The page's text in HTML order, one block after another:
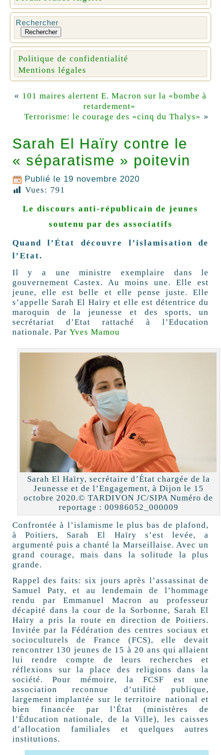
Rechercher
Rechercher
Politique de confidentialité
Mentions légales
« 101 maires alertent E. Macron sur la «bombe à
retardement»
Terrorisme: le courage des «cinq du Thalys» »
Sarah El Haïry contre le
« séparatisme » poitevin
Publié le 19 novembre 2020
Vues: 791
Le discours anti-républicain de jeunes
soutenu par des associatifs
Quand l’État découvre l’islamisation de
l’Etat.
Il y a une ministre exemplaire dans le
gouvernement Castex. Au moins une. Elle est
jeune, elle est belle et elle pense juste. Elle
s’appelle Sarah El Haïry et elle est détentrice du
maroquin de la jeunesse et des sports, un
secrétariat d’Etat rattaché à l’Education
nationale. Par Yves Mamou
Sarah El Haïry, secrétaire d’État chargée de la
Jeunesse et de l’Engagement, à Dijon le 15
octobre 2020.© TARDIVON JC/SIPA Numéro de
reportage : 00986052_000009
Confrontée à l’islamisme le plus bas de plafond,
à Poitiers, Sarah El Haïry s’est levée, a
argumenté puis a chanté la Marseillaise. Avec un
grand courage, mais dans la solitude la plus
grande.
Rappel des faits: six jours après l’assassinat de
Samuel Paty, et au lendemain de l’hommage
rendu par Emmanuel Macron au professeur
décapité dans la cour de la Sorbonne, Sarah El
Haïry a pris la route en direction de Poitiers.
Invitée par la Fédération des centres sociaux et
socioculturels de France (FCS), elle devait
rencontrer 130 jeunes de 15 à 20 ans qui allaient
lui rendre compte de leurs recherches et
réflexions sur la place des religions dans la
société. Pour mémoire, la FCSF est une
association reconnue d’utilité publique,
largement implantée sur le territoire national et
bien financée par l’État (ministères de
l’Éducation nationale, de la Ville), les caisses
d’allocation familiales et quelques autres
institutions.